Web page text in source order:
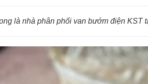
là nhà phân phối van bướm điện KST